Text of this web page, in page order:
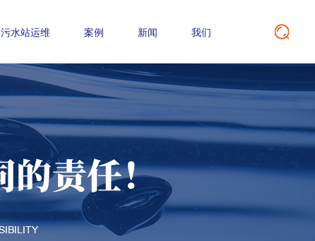
污水站运维 案例 新闻 我们